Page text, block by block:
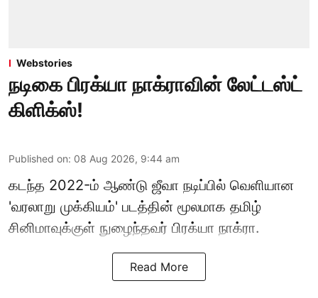
Webstories
நடிகை பிரக்யா நாக்ராவின் லேட்டஸ்ட்
கிளிக்ஸ்!
Published on: 08 Aug 2026, 9:44 am
கடந்த 2022-ம் ஆண்டு ஜீவா நடிப்பில் வெளியான
'வரலாறு முக்கியம்' படத்தின் மூலமாக தமிழ்
சினிமாவுக்குள் நுழைந்தவர் பிரக்யா நாக்ரா.
Read More